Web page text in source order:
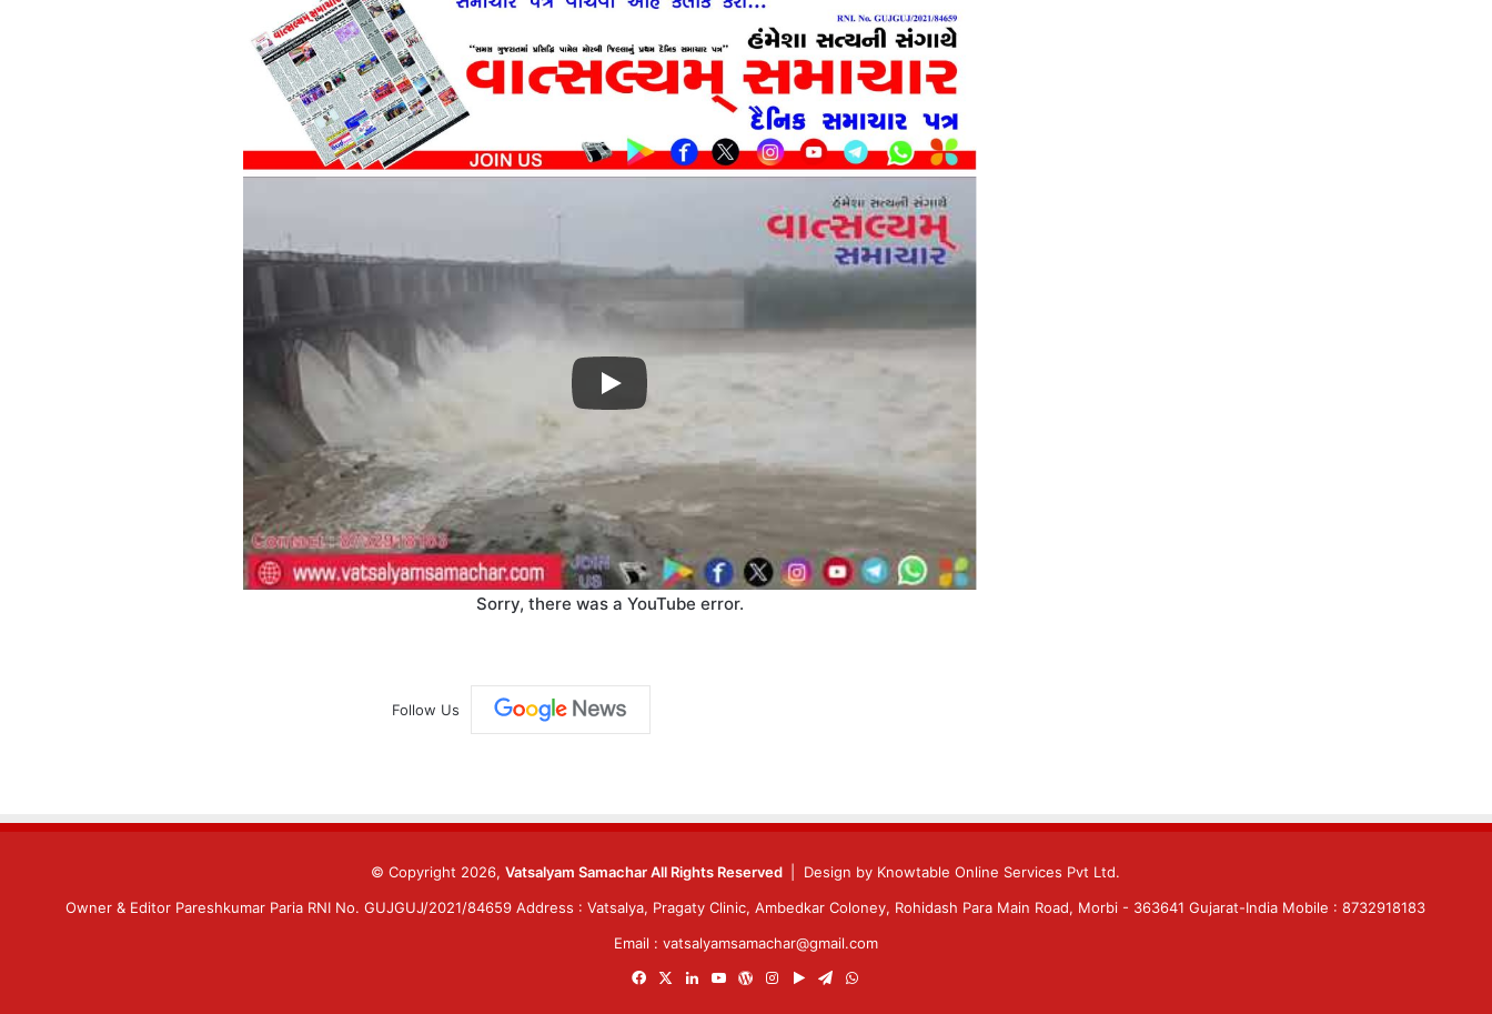
Sorry, there was a YouTube error.
Follow Us
© Copyright 2026,Vatsalyam Samachar All Rights Reserved | Design by Knowtable Online Services Pvt Ltd.
Owner & Editor Pareshkumar Paria RNI No. GUJGUJ/2021/84659 Address : Vatsalya, Pragaty Clinic, Ambedkar Coloney, Rohidash Para Main Road, Morbi - 363641 Gujarat-India Mobile : 8732918183
Email : vatsalyamsamachar@gmail.com
FacebookLinkedInYouTubeWordPress
Instagram
GoogleTelegramWhatsApp